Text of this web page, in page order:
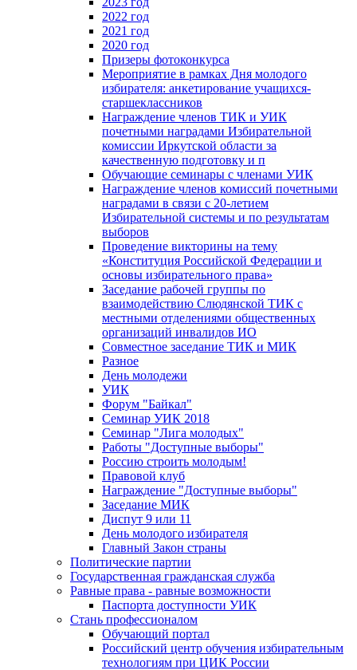
2022 год
2021 год
2020 год
Призеры фотоконкурса
Мероприятие в рамках Дня молодого
избирателя: анкетирование учащихся-
старшеклассников
Награждение членов ТИК и УИК
почетными наградами Избирательной
комиссии Иркутской области за
качественную подготовку и п
Обучающие семинары с членами УИК
Награждение членов комиссий почетными
наградами в связи с 20-летием
Избирательной системы и по результатам
выборов
Проведение викторины на тему
«Конституция Российской Федерации и
основы избирательного права»
Заседание рабочей группы по
взаимодействию Слюдянской ТИК с
местными отделениями общественных
организаций инвалидов ИО
Совместное заседание ТИК и МИК
Разное
День молодежи
УИК
Форум "Байкал"
Семинар УИК 2018
Семинар "Лига молодых"
Работы "Доступные выборы"
Россию строить молодым!
Правовой клуб
Награждение "Доступные выборы"
Заседание МИК
Диспут 9 или 11
День молодого избирателя
Главный Закон страны
Политические партии
Государственная гражданская служба
Равные права - равные возможности
Паспорта доступности УИК
Стань профессионалом
Обучающий портал
Российский центр обучения избирательным
технологиям при ЦИК России